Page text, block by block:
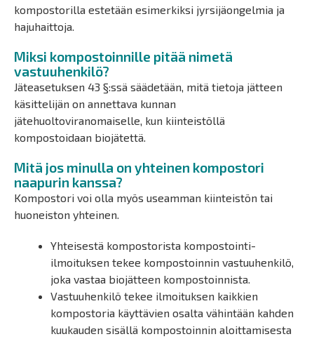
kompostorilla estetään esimerkiksi jyrsijäongelmia ja
hajuhaittoja.
Miksi kompostoinnille pitää nimetä
vastuuhenkilö?
Jäteasetuksen 43 §:ssä säädetään, mitä tietoja jätteen
käsittelijän on annettava kunnan
jätehuoltoviranomaiselle, kun kiinteistöllä
kompostoidaan biojätettä.
Mitä jos minulla on yhteinen kompostori
naapurin kanssa?
Kompostori voi olla myös useamman kiinteistön tai
huoneiston yhteinen.
Yhteisestä kompostorista kompostointi-
ilmoituksen tekee kompostoinnin vastuuhenkilö,
joka vastaa biojätteen kompostoinnista.
Vastuuhenkilö tekee ilmoituksen kaikkien
kompostoria käyttävien osalta vähintään kahden
kuukauden sisällä kompostoinnin aloittamisesta